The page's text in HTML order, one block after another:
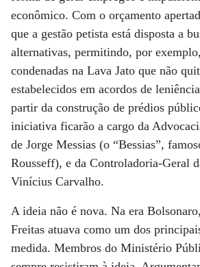
econômico. Com o orçamento
que a gestão petista está disposta a
alternativas, permitindo, por
condenadas na Lava Jato que não
estabelecidos em acordos de
partir da construção de prédios
iniciativa ficarão a cargo da
de Jorge Messias (o “Bessias”,
Rousseff), e da Controladoria-Geral
Vinícius Carvalho.
A ideia não é nova. Na era
Freitas atuava como um dos
medida. Membros do Ministério